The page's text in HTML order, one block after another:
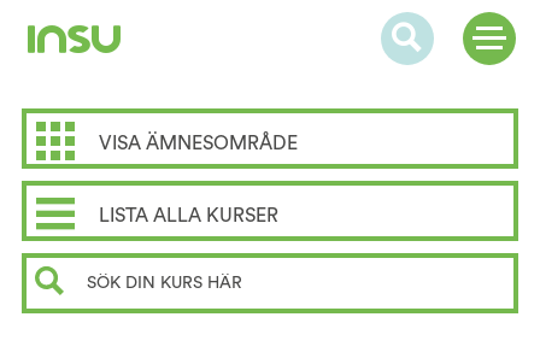
VISA ÄMNESOMRÅDE
LISTA ALLA KURSER